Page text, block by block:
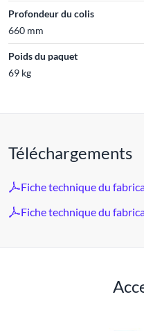
Profondeur du colis
660 mm
Poids du paquet
69 kg
Téléchargements
Fiche technique du
Fiche technique du